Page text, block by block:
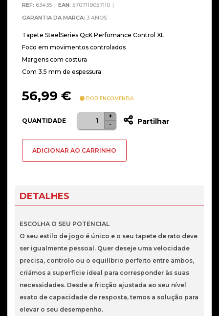
REF: 63435 EAN: 5707119057110
GARANTIA DA MARCA: 3 ANOS
Tapete SteelSeries QcK Perfomance Control XL
Foco em movimentos controlados
Margens com costura
Com 3.5 mm de espessura
56,99 € POR ENCOMENDA
QUANTIDADE
Quantidade
de
SteelSeries
XL
-
+
Partilhar
ADICIONAR AO CARRINHO
DETALHES
ESCOLHA O SEU POTENCIAL
O seu estilo de jogo é único e o seu tapete de rato deve
ser igualmente pessoal. Quer deseje uma velocidade
precisa, controlo ou o equilíbrio perfeito entre ambos,
criámos a superfície ideal para corresponder às suas
necessidades. Desde a fricção ajustada ao seu nível
exato de capacidade de resposta, temos a solução para
elevar o seu desempenho.